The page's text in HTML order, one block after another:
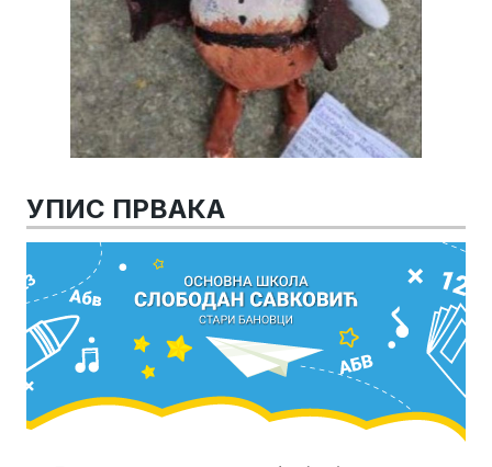
УПИС ПРВАКА